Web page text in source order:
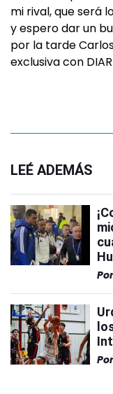
mi rival, que será
y espero dar un
por la tarde
exclusiva con
LEÉ ADEMÁS
Por
Por